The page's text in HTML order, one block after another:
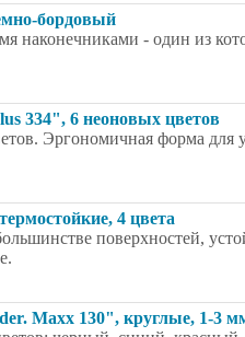
бордовый
наконечниками - один из
334", 6 неоновых цветов
Эргономичная форма
4 цвета
поверхностей,
Maxx 130", круглые, 1-3